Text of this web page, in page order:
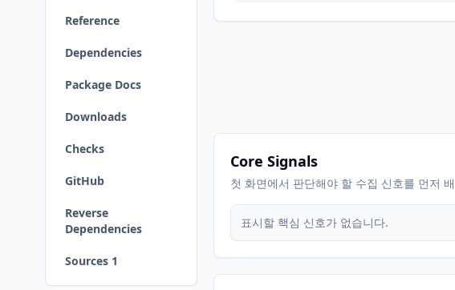
Reference
Dependencies
Package Docs
Downloads
Checks
GitHub
Reverse
Dependencies
Sources 1
Core Signals
첫 화면에서 판단해야 할 수집 신호를 먼저
표시할 핵심 신호가 없습니다.